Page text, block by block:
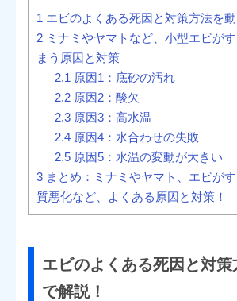
1 エビのよくある死因と対策方法を動
2 ミナミやヤマトなど、小型エビが
まう原因と対策
2.1 原因1：底砂の汚れ
2.2原因2：酸欠
2.3原因3：高水温
2.4原因4：水合わせの失敗
2.5原因5：水温の変動が大きい
3 まとめ：ミナミやヤマト、エビが
質悪化など、よくある原因と対策！
エビのよくある死因と対
で解説！